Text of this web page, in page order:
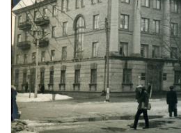
Donate
Support